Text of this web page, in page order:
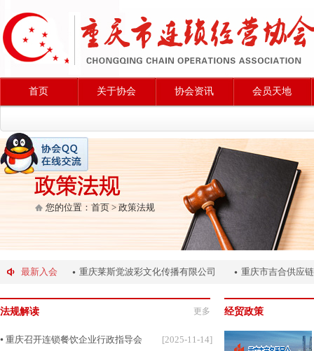
首页 关于协会 协会资讯 会员天地
您的位置： 首页 > 政策法规
最新入会
律师事务所 重庆莱斯觉波彩文化传播有限公司 重庆市吉合供应链
法规解读 更多
重庆召开连锁餐饮企业行政指导会
[2025-11-14]
经贸政策